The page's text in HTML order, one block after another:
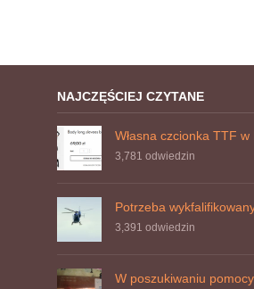
NAJCZĘŚCIEJ CZYTANE
Własna czcionka TTF
3,781 odwiedzin
Potrzeba
3,391 odwiedzin
W poszukiwaniu